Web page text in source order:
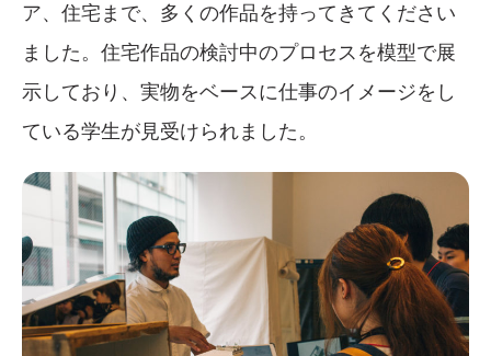
ア、住宅まで、多くの作品を持ってきてください
ました。住宅作品の検討中のプロセスを模型で展
示しており、実物をベースに仕事のイメージをし
ている学生が見受けられました。